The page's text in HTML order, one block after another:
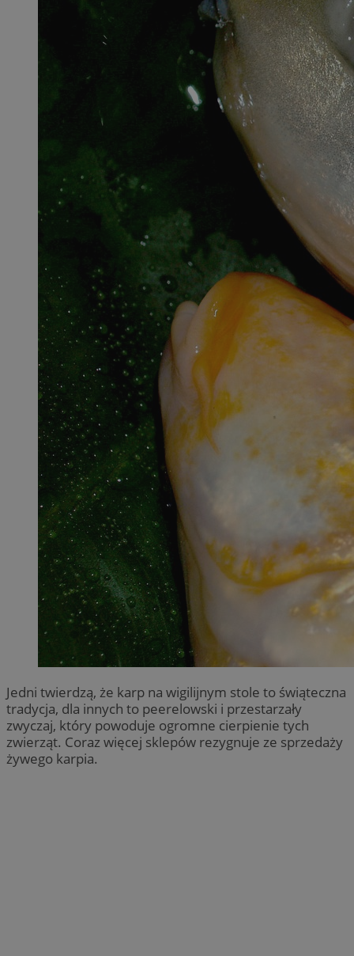
Jedni twierdzą, że karp na wigilijnym stole to świąteczna
tradycja, dla innych to peerelowski i przestarzały
zwyczaj, który powoduje ogromne cierpienie tych
zwierząt. Coraz więcej sklepów rezygnuje ze sprzedaży
żywego karpia.